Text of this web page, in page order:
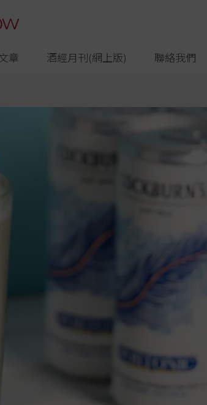
章 酒經月刊(網上版) 聯絡我們